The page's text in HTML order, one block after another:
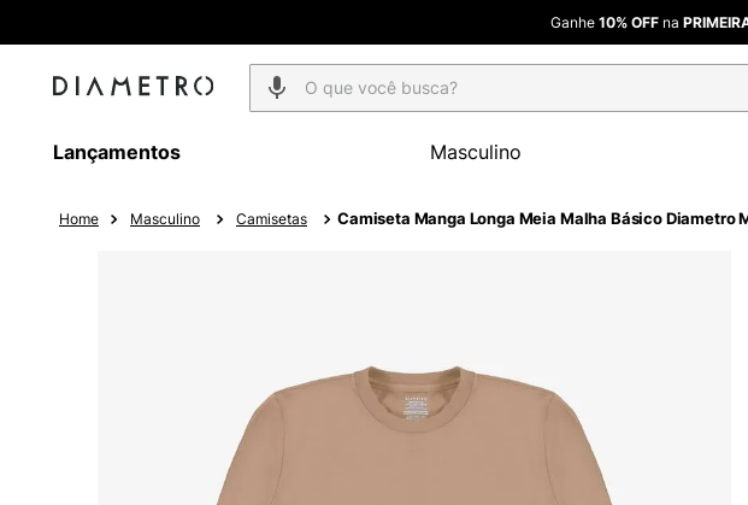
Ganhe 10% OFF na
O que você busca?
Lançamentos Masculino
Masculino Camisetas Camiseta Manga Longa Meia Malha Básico Diametro